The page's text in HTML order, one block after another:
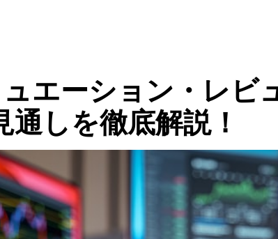
エーション・レビ
しを徹底解説！